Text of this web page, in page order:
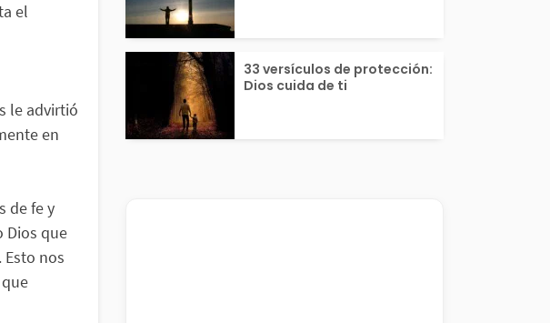
el
le advirtió
en
de fe y
Dios que
nos
33 versículos de protección:
Dios cuida de ti